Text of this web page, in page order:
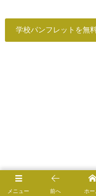
学校パンフレットを無
メニュー 前へ ホー